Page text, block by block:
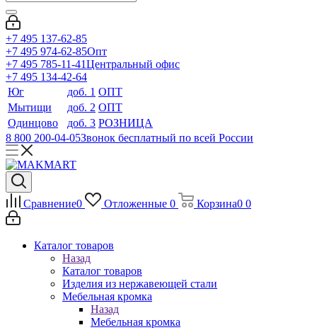
+7 495 137-62-85
+7 495 974-62-85Опт
+7 495 785-11-41Центральный офис
+7 495 134-42-64
Юг
доб. 1 ОПТ
Мытищи
доб. 2 ОПТ
Одинцово
доб. 3 РОЗНИЦА
8 800 200-04-05Звонок бесплатный по всей России
Сравнение0 Отложенные 0 Корзина0 0
Каталог товаров
Назад
Каталог товаров
Изделия из нержавеющей стали
Мебельная кромка
Назад
Мебельная кромка